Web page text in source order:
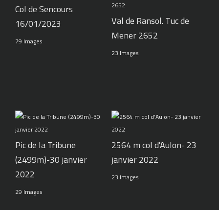
Col de Sencours
16/01/2023
79 Images
Val de Ransol. Tuc de
Mener 2652
23 Images
Pic de la Tribune
(2499m)-30 janvier
2022
29 Images
2564 m col d'Aulon- 23
janvier 2022
23 Images